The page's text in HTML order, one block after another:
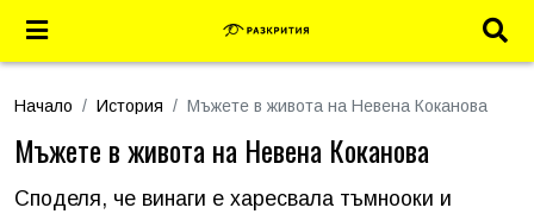
Начало История Мъжете в живота на Невена Коканова
Мъжете в живота на Невена Коканова
Споделя, че винаги е харесвала тъмнооки и